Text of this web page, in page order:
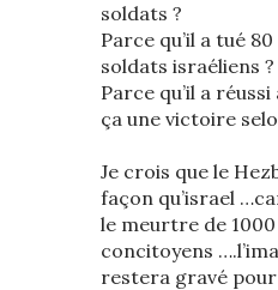
soldats ?
Parce qu’il a tué
soldats israéliens ?
Parce qu’il a
ça une victoire
Je crois que le
façon qu’israel
le meurtre de
concitoyens
restera gravé